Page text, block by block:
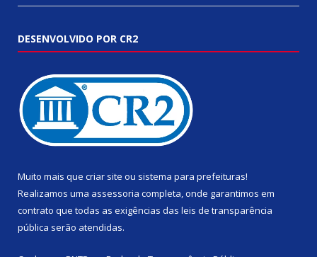
DESENVOLVIDO POR CR2
Muito mais que criar site ou sistema para prefeituras!
Realizamos uma assessoria completa, onde garantimos em
contrato que todas as exigências das leis de transparência
pública serão atendidas.